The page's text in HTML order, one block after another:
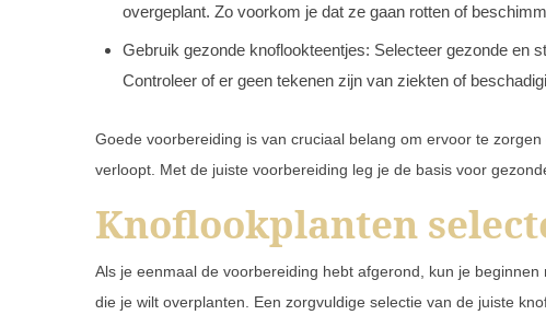
overgeplant. Zo voorkom je dat ze gaan rotten of
Gebruik gezonde knoflookteentjes: Selecteer gezonde en
Controleer of er geen tekenen zijn van ziekten of
Goede voorbereiding is van cruciaal belang om ervoor te
verloopt. Met de juiste voorbereiding leg je de basis voor
Knoflookplanten
Als je eenmaal de voorbereiding hebt afgerond, kun je
die je wilt overplanten. Een zorgvuldige selectie van de juiste